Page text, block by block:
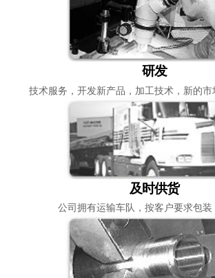
研发
技术服务，开发新产品，加工技术，新的市
及时供货
公司拥有运输车队，按客户要求包装